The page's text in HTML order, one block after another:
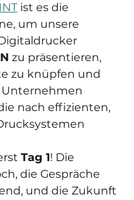
ist es die
um unsere
zu präsentieren,
zu knüpfen und
nach effizienten,
Tag 1! Die
die Gespräche
und die Zukunft